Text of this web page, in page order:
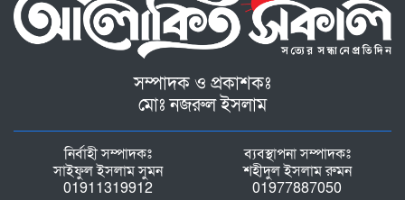
সম্পাদক ও প্রকাশকঃ
মোঃ নজরুল ইসলাম
নির্বাহী সম্পাদকঃ
সাইফুল ইসলাম সুমন
01911319912
ব্যবস্থাপনা সম্পাদকঃ
শহীদুল ইসলাম রুমন
01977887050